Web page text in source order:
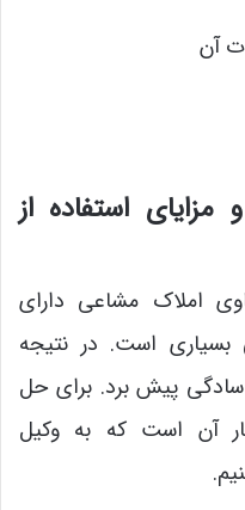
آن
استفاده از
املاک مشاعی دارای
است. در نتیجه
سادگی پیش برد. برای حل
آن است که به وکیل